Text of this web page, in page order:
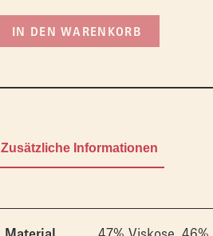
IN DEN WARENKORB
Zusätzliche Informationen